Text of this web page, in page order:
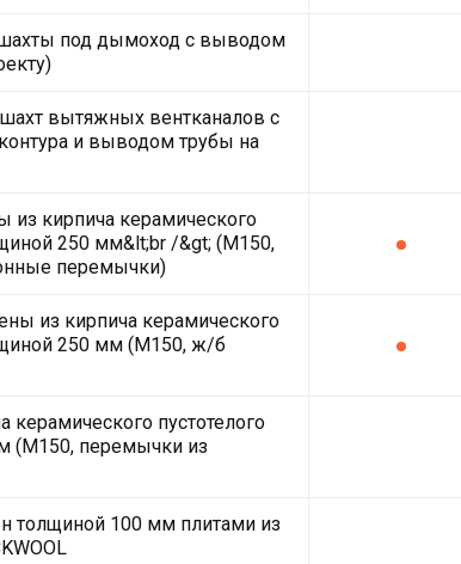
шахты под дымоход с выводом
вытяжных вентканалов с
и выводом трубы на
из кирпича керамического
250 мм&lt;br /&gt; (М150,
перемычки)
из кирпича керамического
250 мм (М150, ж/б
керамического пустотелого
(М150, перемычки из
толщиной 100 мм плитами из